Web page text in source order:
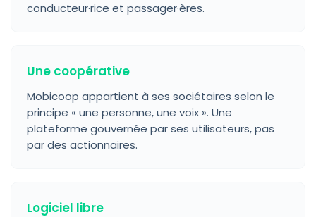
conducteur·rice et passager·ères.
Une coopérative
Mobicoop appartient à ses sociétaires selon le
principe « une personne, une voix ». Une
plateforme gouvernée par ses utilisateurs, pas
par des actionnaires.
Logiciel libre